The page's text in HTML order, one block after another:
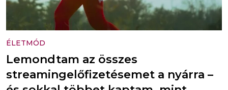
ÉLETMÓD
Lemondtam az összes
streamingelőfizetésemet a nyárra –